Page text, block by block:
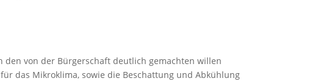
von der Bürgerschaft deutlich gemachten willen
das Mikroklima, sowie die Beschattung und Abkühlung